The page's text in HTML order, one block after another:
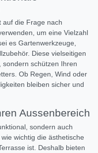
auf die Frage nach
um eine Vielzahl
es Gartenwerkzeuge,
Diese vielseitigen
sondern schützen Ihren
Ob Regen, Wind oder
bleiben sicher und
Aussenbereich
sondern auch
wichtig die ästhetische
ist. Deshalb bieten